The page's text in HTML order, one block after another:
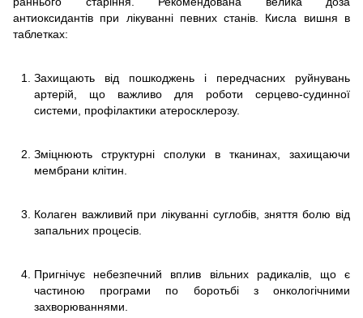
антиоксидантів при лікуванні певних станів. Кисла вишня в
таблетках:
Захищають від пошкоджень і передчасних руйнувань
артерій, що важливо для роботи серцево-судинної
системи, профілактики атеросклерозу.
Зміцнюють структурні сполуки в тканинах, захищаючи
мембрани клітин.
Колаген важливий при лікуванні суглобів, зняття болю від
запальних процесів.
Пригнічує небезпечний вплив вільних радикалів, що є
частиною програми по боротьбі з онкологічними
захворюваннями.